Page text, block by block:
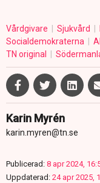
Vårdgivare Sjukvård
Socialdemokraterna
TN original
Karin Myrén
karin.myren@tn.se
Publicerad: 8 apr 2024,
Uppdaterad: 24 apr 2025,